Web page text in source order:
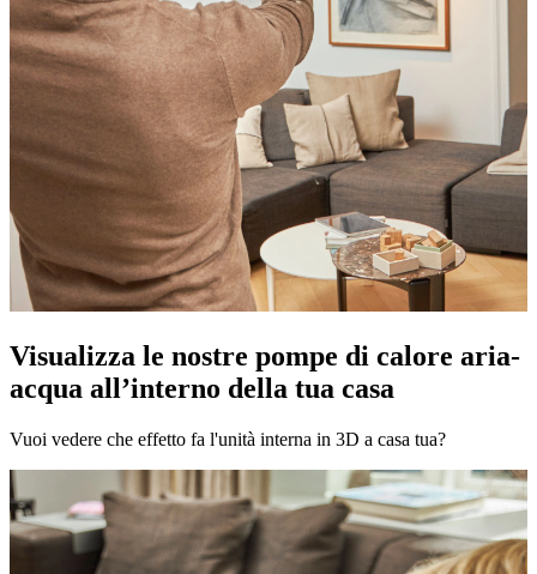
Visualizza le nostre pompe di calore aria-
acqua all’interno della tua casa
Vuoi vedere che effetto fa l'unità interna in 3D a casa tua?